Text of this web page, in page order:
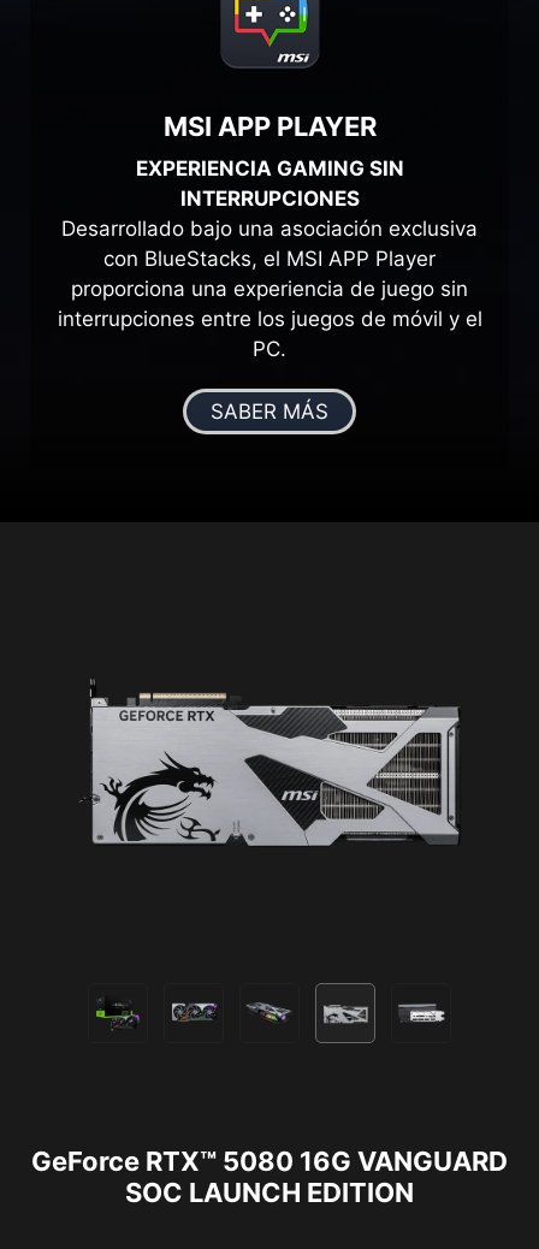
MSI APP PLAYER
EXPERIENCIA GAMING SIN
INTERRUPCIONES
Desarrollado bajo una asociación exclusiva
con BlueStacks, el MSI APP Player
proporciona una experiencia de juego sin
interrupciones entre los juegos de móvil y el
PC.
SABER MÁS
GeForce RTX™ 5080 16G VANGUARD
SOC LAUNCH EDITION